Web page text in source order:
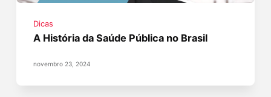
Dicas
A História da Saúde Pública no Brasil
novembro 23, 2024